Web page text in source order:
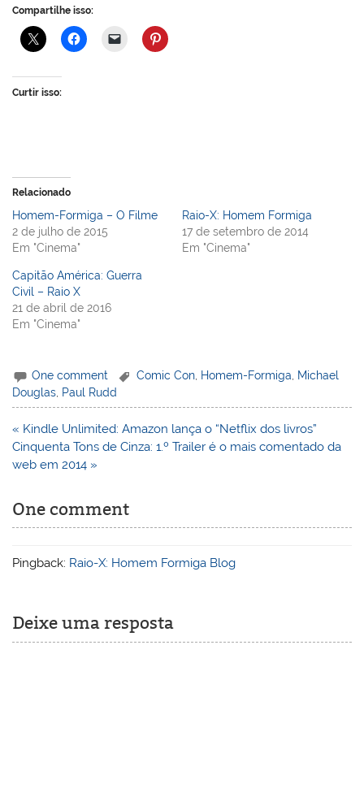
Compartilhe isso:
Curtir isso:
Relacionado
Homem-Formiga – O Filme
2 de julho de 2015
Em "Cinema"
Raio-X: Homem Formiga
17 de setembro de 2014
Em "Cinema"
Capitão América: Guerra
Civil – Raio X
21 de abril de 2016
Em "Cinema"
One comment Comic Con Homem-Formiga
Michael
Douglas, Paul Rudd
Navegação
de
Post
« Kindle Unlimited: Amazon lança o “Netflix dos livros”
Cinquenta Tons de Cinza: 1.º Trailer é o mais comentado da
web em 2014 »
One comment
Pingback: Raio-X: Homem Formiga Blog
Deixe uma resposta